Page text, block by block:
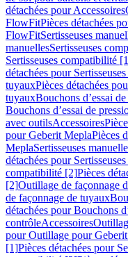
détachées pour Accessoires
FlowFitPièces détachées
FlowFitSertisseuses
manuellesSertisseuses
Sertisseuses compatibilité
détachées pour
tuyauxPièces détachées
tuyauxBouchons d’essai
Bouchons d’essai de
avec outilsAccessoires
pour Geberit MeplaPièces
MeplaSertisseuses
détachées pour
compatibilité [2]Pièces
[2]Outillage de façonnage
de façonnage de tuyaux
détachées pour Bouchons
contrôleAccessoires
pour Outillage pour
[1]Pièces détachées pour